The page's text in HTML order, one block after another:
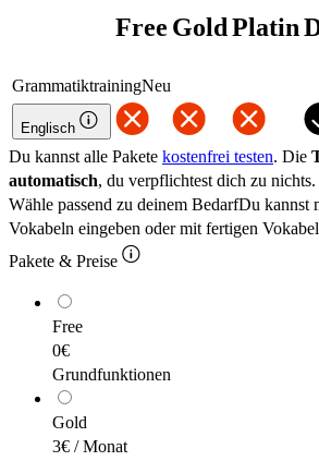
Free GoldPlatin
GrammatiktrainingNeu
Englisch
Du kannst alle Pakete kostenfrei testen. Die
automatisch, du verpflichtest dich zu nichts.
Wähle passend zu deinem BedarfDu kannst
Vokabeln eingeben oder mit fertigen
Pakete & Preise
Free
0€
Grundfunktionen
Gold
3€ / Monat